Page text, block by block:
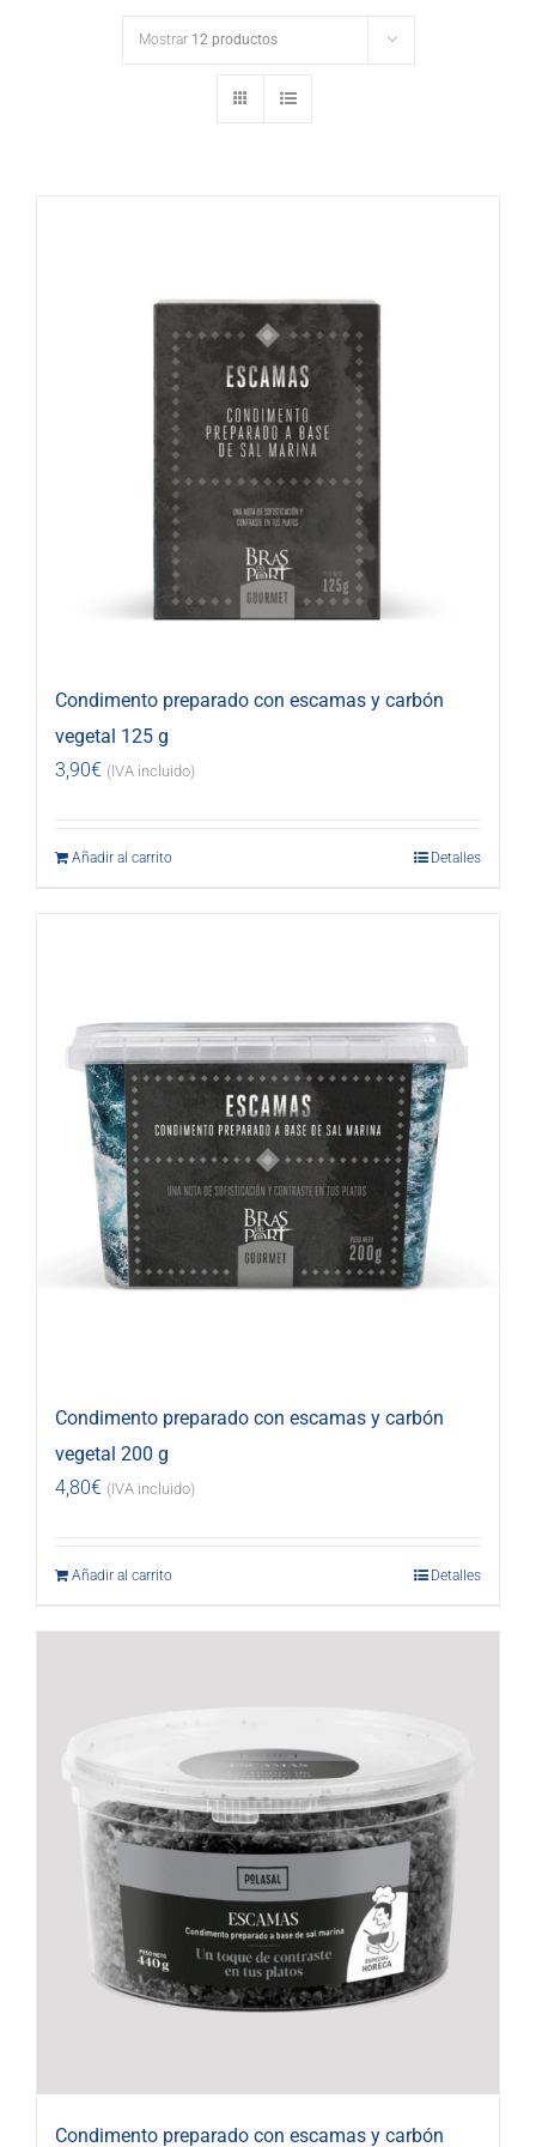
Mostrar 12 productos
Condimento preparado con escamas y carbón
vegetal 125 g
3,90€ (IVA incluido)
Añadir al carrito Detalles
Condimento preparado con escamas y carbón
vegetal 200 g
4,80€ (IVA incluido)
Añadir al carrito Detalles
Condimento preparado con escamas y carbón